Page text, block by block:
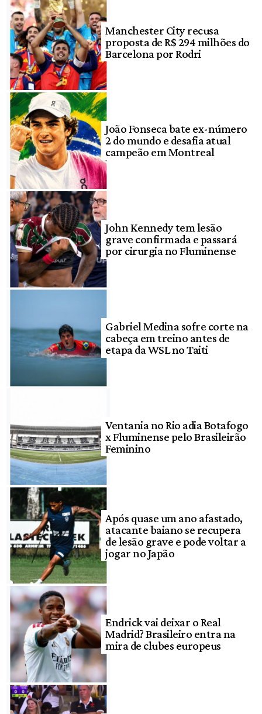
Manchester City recusa
proposta de R$ 294 milhões do
Barcelona por Rodri
João Fonseca bate ex-número
2 do mundo e desafia atual
campeão em Montreal
John Kennedy tem lesão
grave confirmada e passará
por cirurgia no Fluminense
Gabriel Medina sofre corte na
cabeça em treino antes de
etapa da WSL no Taiti
Ventania no Rio adia Botafogo
x Fluminense pelo Brasileirão
Feminino
Após quase um ano afastado,
atacante baiano se recupera
de lesão grave e pode voltar a
jogar no Japão
Endrick vai deixar o Real
Madrid? Brasileiro entra na
mira de clubes europeus